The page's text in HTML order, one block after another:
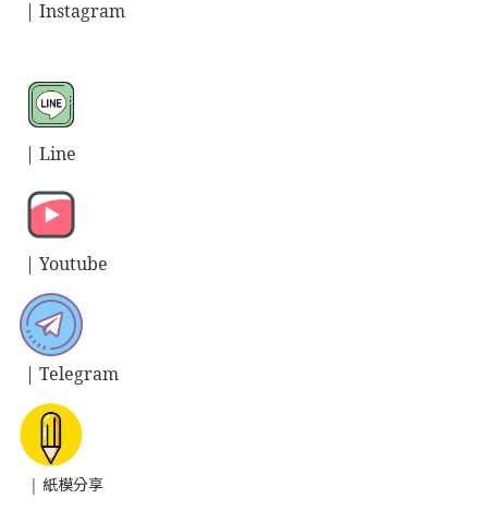
| Instagram
| Line
| Youtube
| Telegram
| 紙模分享